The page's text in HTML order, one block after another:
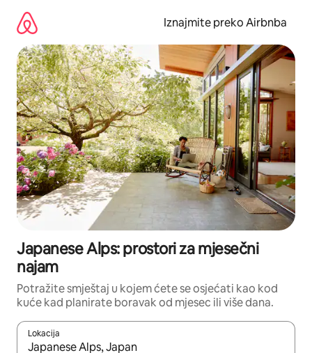
sadržaj
Iznajmite preko Airbnba
Japanese Alps: prostori za mjesečni
najam
Potražite smještaj u kojem ćete se osjećati kao kod
kuće kad planirate boravak od mjesec ili više dana.
Lokacija
Kada budu dostupni rezultati, moći ćete ih pregledati